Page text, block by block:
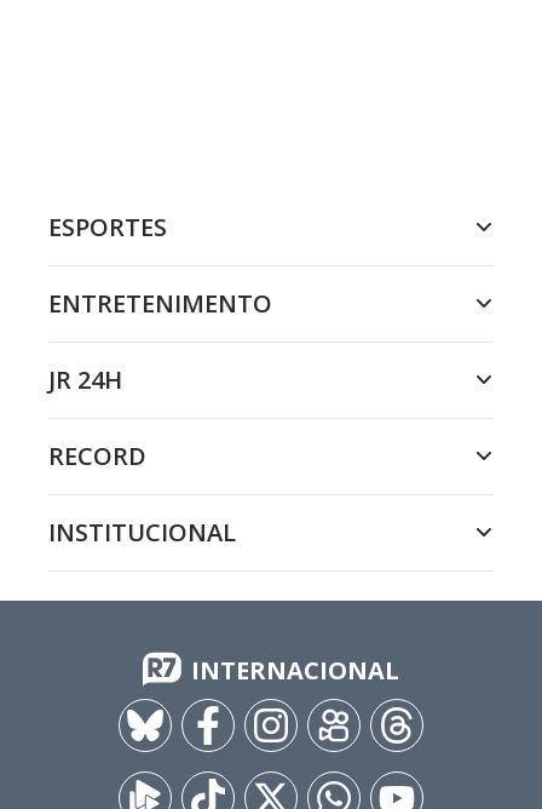
ESPORTES
ENTRETENIMENTO
JR 24H
RECORD
INSTITUCIONAL
INTERNACIONAL